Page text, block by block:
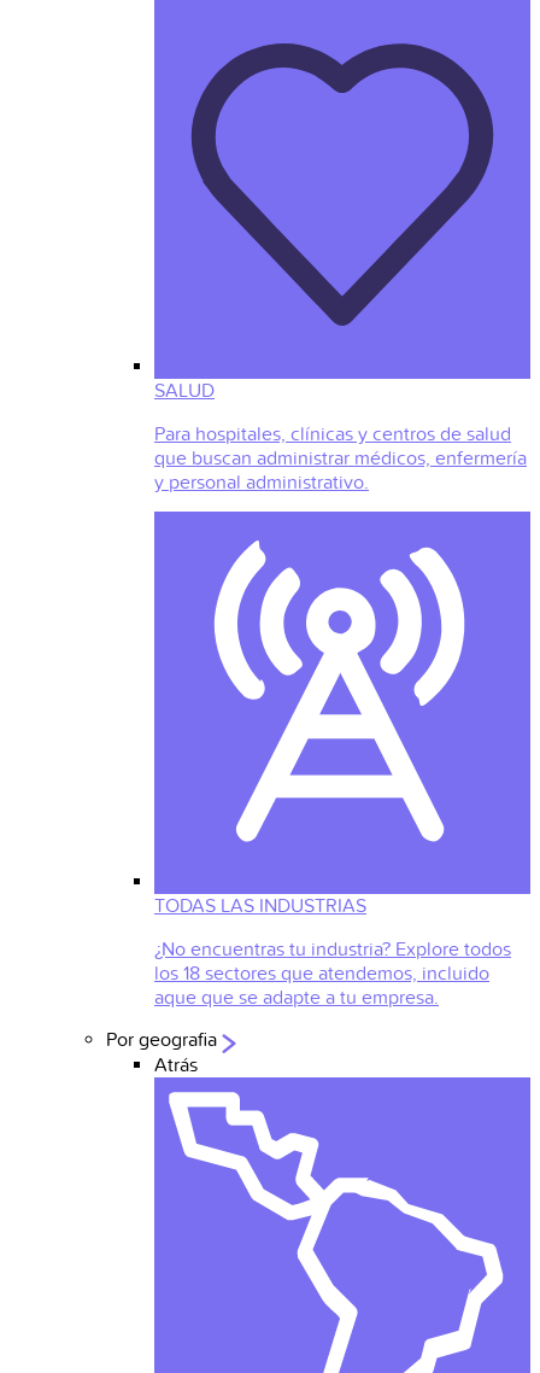
SALUD
Para hospitales, clínicas y centros de salud
que buscan administrar médicos, enfermería
y personal administrativo.
TODAS LAS INDUSTRIAS
¿No encuentras tu industria? Explore todos
los 18 sectores que atendemos, incluido
aque que se adapte a tu empresa.
Por geografia
Atrás